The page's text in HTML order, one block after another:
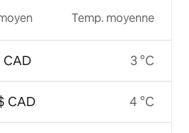
CAD
CAD
Temp. moyenne
3 °C
4 °C